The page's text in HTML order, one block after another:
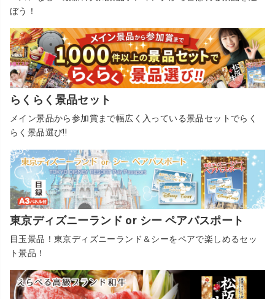
ぼう！
らくらく景品セット
メイン景品から参加賞まで幅広く入っている景品セットでらく
らく景品選び!!
東京ディズニーランド or シー ペアパスポート
目玉景品！東京ディズニーランド＆シーをペアで楽しめるセッ
ト景品！